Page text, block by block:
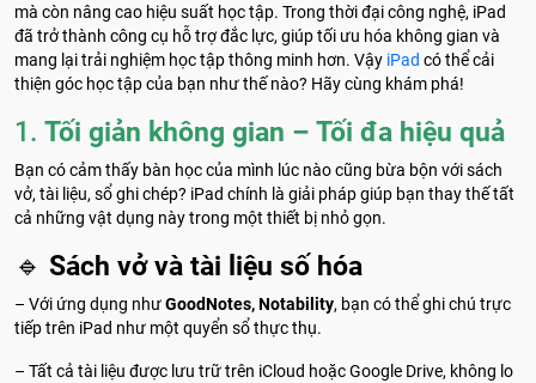
mà còn nâng cao hiệu suất học tập. Trong thời đại công nghệ, iPad
đã trở thành công cụ hỗ trợ đắc lực, giúp tối ưu hóa không gian và
mang lại trải nghiệm học tập thông minh hơn. Vậy iPad có thể cải
thiện góc học tập của bạn như thế nào? Hãy cùng khám phá!
1. Tối giản không gian – Tối đa hiệu quả
Bạn có cảm thấy bàn học của mình lúc nào cũng bừa bộn với sách
vở, tài liệu, sổ ghi chép? iPad chính là giải pháp giúp bạn thay thế tất
cả những vật dụng này trong một thiết bị nhỏ gọn.
🔹 Sách vở và tài liệu số hóa
– Với ứng dụng nhưGoodNotes, Notability, bạn có thể ghi chú trực
tiếp trên iPad như một quyển sổ thực thụ.
– Tất cả tài liệu được lưu trữ trên iCloud hoặc Google Drive, không lo